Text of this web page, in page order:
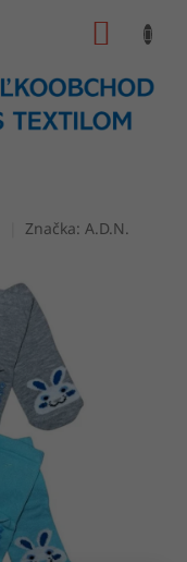
Značka: A.D.N.